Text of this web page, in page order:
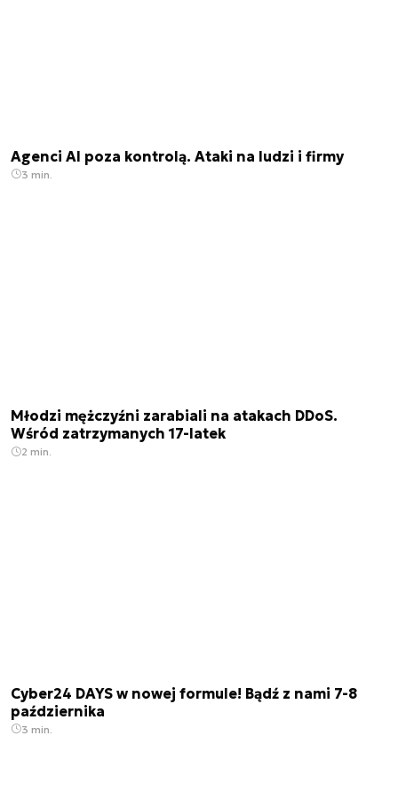
Agenci AI poza kontrolą. Ataki na ludzi i firmy
3 min.
Młodzi mężczyźni zarabiali na atakach DDoS.
Wśród zatrzymanych 17-latek
2 min.
Cyber24 DAYS w nowej formule! Bądź z nami 7-8
października
3 min.